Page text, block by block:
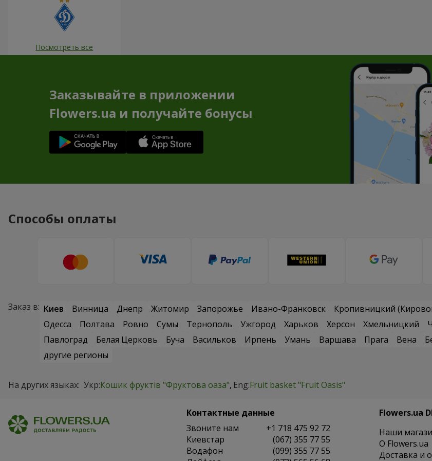
Посмотреть все
Заказывайте в приложении
Flowers.ua и получайте бонусы
Способы оплаты
Заказ в: Киев Винница Днепр Житомир Запорожье Ивано-Франковск Кропивницкий
Одесса
Полтава Ровно Сумы Тернополь Ужгород Харьков Херсон Хмельницкий
Павлоград
Белая Церковь Буча Васильков Ирпень Умань Варшава Прага Вена
другие регионы
На других языках: Укр:Кошик фруктів "Фруктова оаза" Eng:Fruit basket "Fruit Oasis"
Контактные данные
Звоните нам
+1 718 475 92 72
Киевстар
(067) 355 77 55
Водафон
(099) 355 77 55
Flowers.ua
Наши
O Flowers.ua
Доставка и